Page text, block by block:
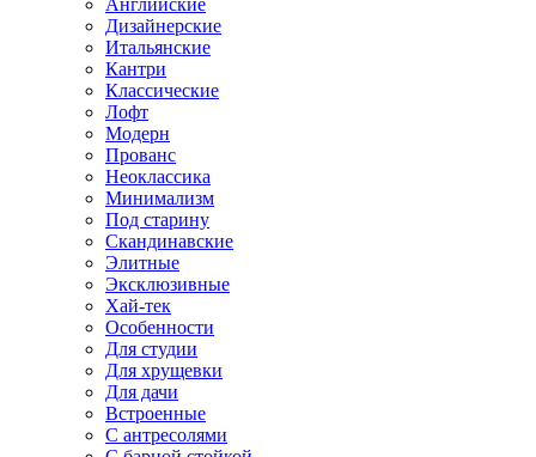
Английские
Дизайнерские
Итальянские
Кантри
Классические
Лофт
Модерн
Прованс
Неоклассика
Минимализм
Под старину
Скандинавские
Элитные
Эксклюзивные
Хай-тек
Особенности
Для студии
Для хрущевки
Для дачи
Встроенные
С антресолями